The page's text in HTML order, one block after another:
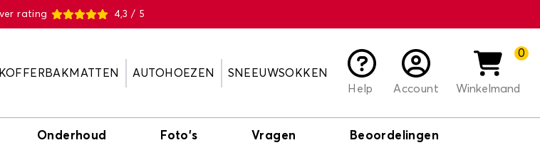
4,3 / 5
KOFFERBAKMATTEN AUTOHOEZEN
SNEEUWSOKKEN
Help
Account
0
Winkelmand
Onderhoud Foto's Vragen Beoordelingen